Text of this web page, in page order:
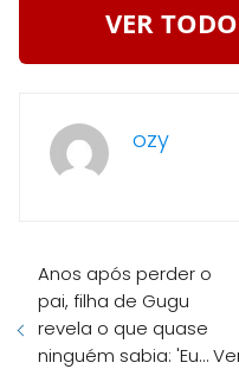
VER
ozy
Anos após perder o
pai, filha de Gugu
revela o que quase
ninguém sabia: 'Eu…